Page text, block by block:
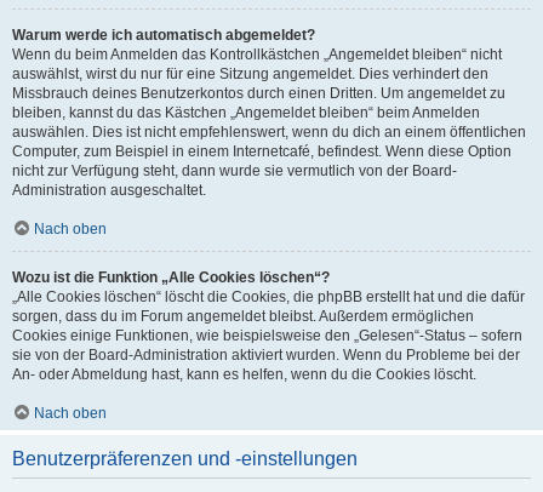
Warum werde ich automatisch abgemeldet?
Wenn du beim Anmelden das Kontrollkästchen „Angemeldet bleiben“ nicht
auswählst, wirst du nur für eine Sitzung angemeldet. Dies verhindert den
Missbrauch deines Benutzerkontos durch einen Dritten. Um angemeldet zu
bleiben, kannst du das Kästchen „Angemeldet bleiben“ beim Anmelden
auswählen. Dies ist nicht empfehlenswert, wenn du dich an einem öffentlichen
Computer, zum Beispiel in einem Internetcafé, befindest. Wenn diese Option
nicht zur Verfügung steht, dann wurde sie vermutlich von der Board-
Administration ausgeschaltet.
Nach oben
Wozu ist die Funktion „Alle Cookies löschen“?
„Alle Cookies löschen“ löscht die Cookies, die phpBB erstellt hat und die dafür
sorgen, dass du im Forum angemeldet bleibst. Außerdem ermöglichen
Cookies einige Funktionen, wie beispielsweise den „Gelesen“-Status – sofern
sie von der Board-Administration aktiviert wurden. Wenn du Probleme bei der
An- oder Abmeldung hast, kann es helfen, wenn du die Cookies löscht.
Nach oben
Benutzerpräferenzen und -einstellungen